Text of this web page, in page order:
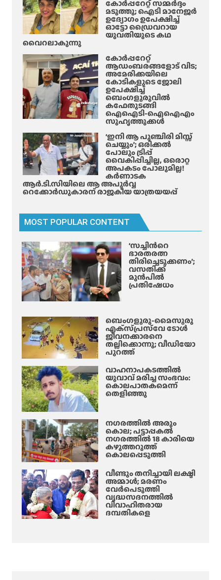
പേ
ർ
ക്ക്
ഗു
ത
രം
പ്പി
ഡോ
അ
പ
ടം
മൂ
ല
മു
ണ്ടാ
യ
ര
ക
യാ
ത
ക
ഷ്ണ
വെ
ളി
പ്പെ
ടു
!
കോർപ്പറേറ്റ് സമ്മർദ്ദം
മടുത്തു; ഐടി മാനേജർ
ഉദ്യോഗം ഉപേക്ഷിച്ച്
ഓട്ടോ ഡ്രൈവറായ
യുവതിയുടെ കഥ
വൈറലാകുന്നു
കോർപ്പറേറ്റ്
ആഡംബരങ്ങളോട് വിട;
അമേരിക്കയിലെ
കോടികളുടെ ജോലി
ഉപേക്ഷിച്ച്
ബെംഗളൂരുവിൽ
കഫേതുടങ്ങി
ഐഐടി-ഐഐഎം
സുഹൃത്തുക്കൾ
‘ഇനി ആ പുഞ്ചിരി മിസ്സ്
ചെയ്യും’; ഒരിക്കൽ
പോലും ട്രിപ്പ്
വൈകിപ്പിച്ചില്ല, ഒരൊറ്റ
അപകടം പോലുമില്ല!
കർണാടക
ആർ.ടി.സിയിലെ ആ അപൂർവ്വ
റെക്കോർഡുകാരന് രാജകീയ യാത്രയയപ്പ്
MOST POPULAR CONTENT
‘സച്ചിന്‍റെ
ഭാരതരത്ന
തിരിച്ചെടുക്കണം’;
വസതിക്ക്
മുൻപിൽ
പ്രതിഷേധം
ബെംഗളൂരു-മൈസൂരു
എക്‌സ്‌പ്രസ്‌വേ ടോൾ
ജീവനക്കാരനെ
തല്ലിക്കൊന്നു; വീഡിയോ
പുറത്ത്
വാഹനാപകടത്തിൽ
യുവാവ് മരിച്ച സംഭവം:
കൊലപാതകമെന്ന്
തെളിഞ്ഞു
നഗരത്തിൽ അരും
കൊല; പട്ടാപ്പകൽ
നഗരത്തിൽ 18 കാരിയെ
കഴുത്തറുത്ത്
കൊലപ്പെടുത്തി
വീണ്ടും തനിച്ചായി ലക്ഷ്മി
അമ്മാള്‍; മരണം
വേർപെടുത്തി
വൃദ്ധസദനത്തില്‍
വിവാഹിതരായ
ദമ്പതികളെ